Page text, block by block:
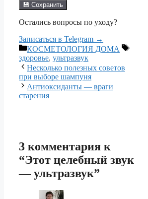
💾 Сохранить
Остались вопросы по уходу?
Записаться в Telegram →
Рубрики
КОСМЕТОЛОГИЯ ДОМА
Метки
здоровье, ультразвук
Несколько полезных советов
при выборе шампуня
Антиоксиданты — враги
старения
3 комментария к
“Этот целебный звук
— ультразвук”